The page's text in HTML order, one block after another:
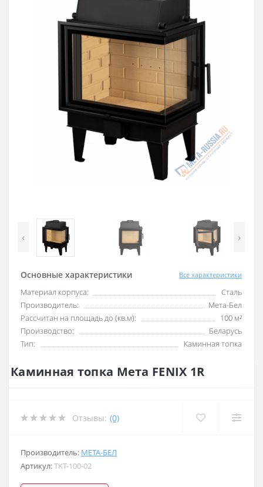
‹ ›
Основные характеристики Все характеристики
Материал корпуса:
Сталь
Производитель:
Мета-Бел
Рассчитан на площадь до (кв.м):
100 м²
Производство:
Беларусь
Тип:
Каминная топка
Каминная топка Мета FENIX 1R
Отзывы: (0)
Производитель: МЕТА-БЕЛ
Артикул:TKT-100-02